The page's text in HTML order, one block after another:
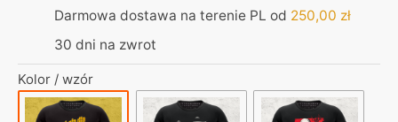
siłaczu
Darmowa dostawa na terenie PL od 250,00 zł
30 dni na zwrot
Kolor / wzór